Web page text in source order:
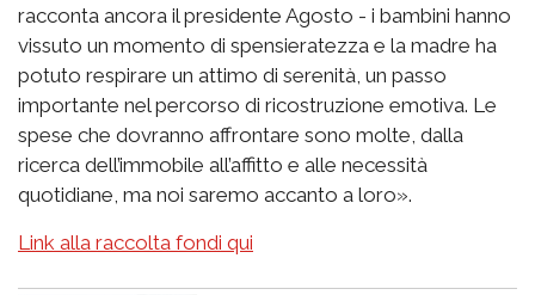
racconta ancora il presidente Agosto - i bambini hanno
vissuto un momento di spensieratezza e la madre ha
potuto respirare un attimo di serenità, un passo
importante nel percorso di ricostruzione emotiva. Le
spese che dovranno affrontare sono molte, dalla
ricerca dell’immobile all’affitto e alle necessità
quotidiane, ma noi saremo accanto a loro».
Link alla raccolta fondi qui